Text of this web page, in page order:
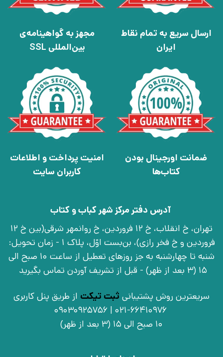
ارسال سریع به تمام نقاط
ایران
مجهز به گواهینامه‌ی
بین‌المللی SSL
ضمانت اورجینال بودن
کتاب‌ها
امنیت پرداخت و اطلاعات
کاربران سایت
آدرس دفتر مرکز شهر کباب و کتاب
تهران، خ انقلاب، خ 12 فروردین، خ روانمهر شرقی(بین خ 12
فروردین و خ فخر رازی)، بن‌بست اوّل، پلاک 1 - زمان تحویل:
شنبه تا چهارشنبه به جز روزهای تعطیل از ساعت 10 صبح الی
15 (3 بعد از ظهر) - قبل از تشریف آوردن تماس بگیرید
سریعترین روش پشتیبانی ثبت تیکت از طریق پنل کاربری
021-66410976 | 09030925756
10 صبح الی 15 (3 بعد از ظهر)